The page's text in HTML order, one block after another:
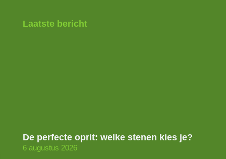
Laatste bericht
De perfecte oprit: welke stenen kies je?
6 augustus 2026